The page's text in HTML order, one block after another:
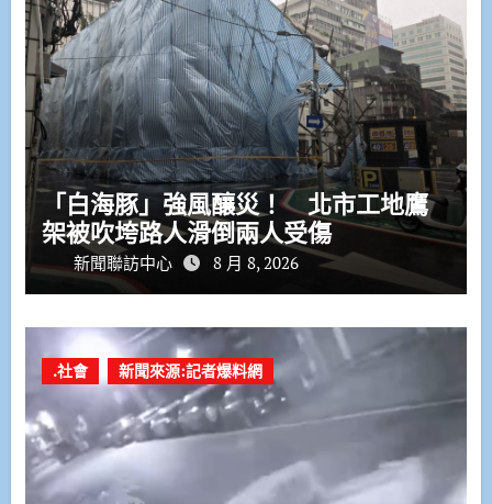
「白海豚」強風釀災！ 北市工地鷹
架被吹垮路人滑倒兩人受傷
新聞聯訪中心 8 月 8, 2026
.社會 新聞來源:記者爆料網